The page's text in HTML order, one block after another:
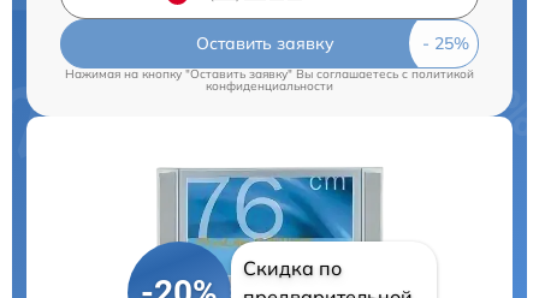
Оставить заявку
Нажимая на кнопку "Оставить заявку" Вы соглашаетесь cполитикой
конфиденциальности
Скидка по